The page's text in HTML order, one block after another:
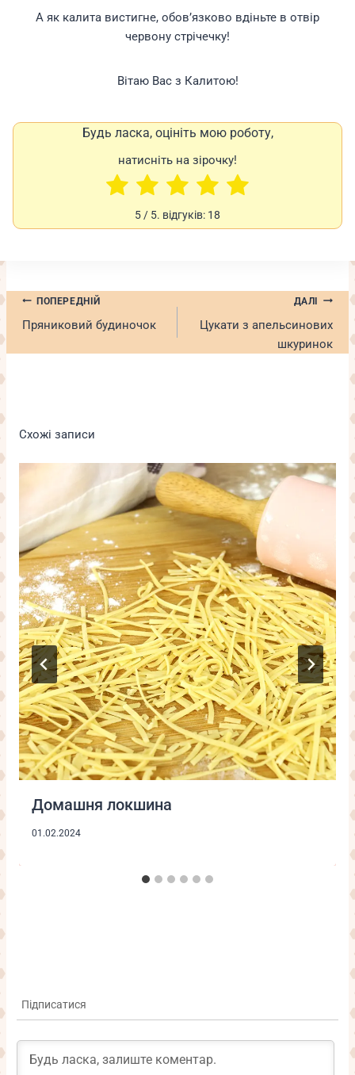
А як калита вистигне, обов’язково вдіньте в отвір
червону стрічечку!
Вітаю Вас з Калитою!
Будь ласка, оцініть мою роботу,
натисніть на зірочку!
5 / 5. відгуків: 18
Навігація
записів
ПОПЕРЕДНІЙ
Пряниковий будиночок
ДАЛІ
Цукати з апельсинових
шкуринок
Схожі записи
Домашня локшина
01.02.2024
Підписатися